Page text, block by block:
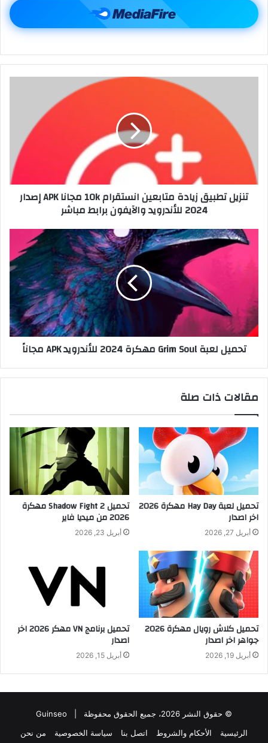
تنزيل تطبيق زيادة متابعين انستقرام 10k مجانا APK إصدار
2024 للأندرويد والآيفون برابط مباشر
تحميل لعبة Grim Soul مهكرة 2024 للأندرويد APK مجاناً
مقالات ذات صلة
تحميل لعبة Hay Day مهكرة 2026
اخر اصدار
أبريل 27, 2026
تحميل Shadow Fight 2 مهكرة
2026 من ميديا فاير
أبريل 23, 2026
تحميل كلاش رويال مهكرة 2026
جواهر اخر اصدار
أبريل 19, 2026
تحميل برنامج VN مهكر 2026 اخر
اصدار
أبريل 15, 2026
© حقوق النشر 2026، جميع الحقوق محفوظة |
Guinseo
الرئيسية
الأحكام والشروط اتصل بنا سياسة الخصوصية من نحن